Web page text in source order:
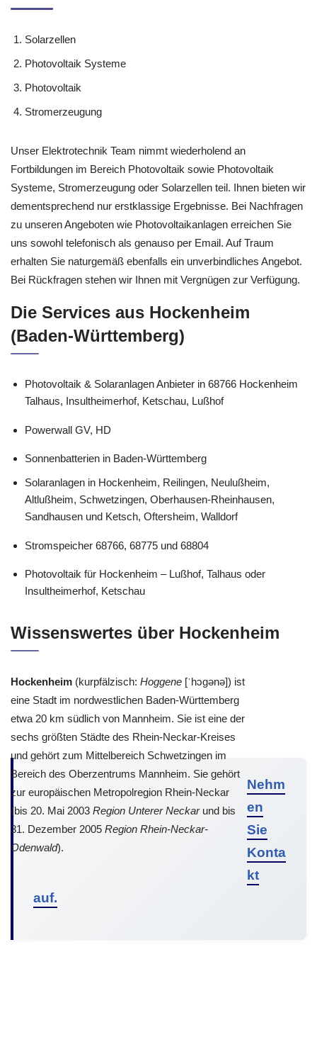
Solarzellen
Photovoltaik Systeme
Photovoltaik
Stromerzeugung
Unser Elektrotechnik Team nimmt wiederholend an
Fortbildungen im Bereich Photovoltaik sowie Photovoltaik
Systeme, Stromerzeugung oder Solarzellen teil. Ihnen bieten wir
dementsprechend nur erstklassige Ergebnisse. Bei Nachfragen
zu unseren Angeboten wie Photovoltaikanlagen erreichen Sie
uns sowohl telefonisch als genauso per Email. Auf Traum
erhalten Sie naturgemäß ebenfalls ein unverbindliches Angebot.
Bei Rückfragen stehen wir Ihnen mit Vergnügen zur Verfügung.
Die Services aus Hockenheim
(Baden-Württemberg)
Photovoltaik & Solaranlagen Anbieter in 68766 Hockenheim
Talhaus, Insultheimerhof, Ketschau, Lußhof
Powerwall GV, HD
Sonnenbatterien in Baden-Württemberg
Solaranlagen in Hockenheim, Reilingen, Neulußheim,
Altlußheim, Schwetzingen, Oberhausen-Rheinhausen,
Sandhausen und Ketsch, Oftersheim, Walldorf
Stromspeicher 68766, 68775 und 68804
Photovoltaik für Hockenheim – Lußhof, Talhaus oder
Insultheimerhof, Ketschau
Wissenswertes über Hockenheim
Hockenheim (kurpfälzisch: Hoggene [ˈhɔgənə]) ist
eine Stadt im nordwestlichen Baden-Württemberg
etwa 20 km südlich von Mannheim. Sie ist eine der
sechs größten Städte des Rhein-Neckar-Kreises
und gehört zum Mittelbereich Schwetzingen im
Bereich des Oberzentrums Mannheim. Sie gehört
zur europäischen Metropolregion Rhein-Neckar
(bis 20. Mai 2003 Region Unterer Neckarund bis
31. Dezember 2005 Region Rhein-Neckar-
Odenwald).
Nehm
en
Sie
Konta
kt
auf.